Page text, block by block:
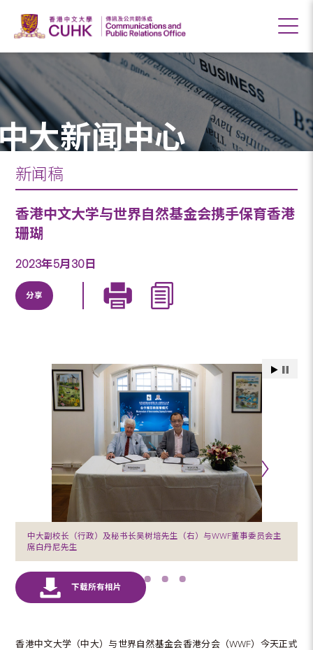
大新闻中心
新闻稿
香港中文大学与世界自然基金会携手保育香港
珊瑚
2023年5月30日
分享
中大副校长（行政）及秘书长吴树培先生（右）与WWF董事委员会主
席白丹尼先生
香港中文大学（中大）与世界自然基金会香港分会（WWF）今天正式